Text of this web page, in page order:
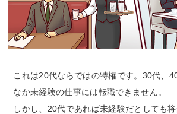
これは20代ならではの特権です。30代、
なか未経験の仕事には転職できません。
しかし、20代であれば未経験だとしても